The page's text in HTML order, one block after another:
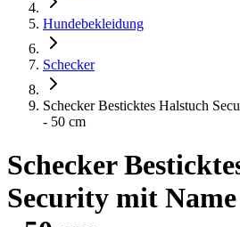
Hundebekleidung
Schecker
Schecker Besticktes Halstuch
- 50 cm
Schecker
Security mit